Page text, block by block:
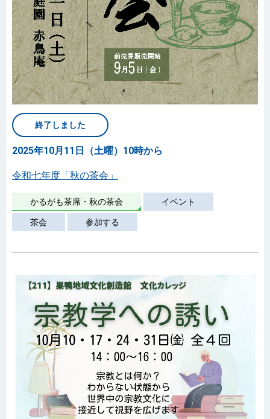
終了しました
2025年10月11日（土曜）10時から
令和七年度「秋の茶会」
かるがも茶席・秋の茶会 イベント
茶会 参加する